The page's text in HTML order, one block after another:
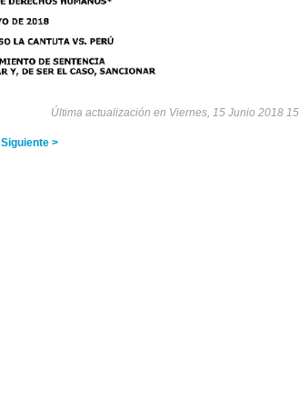
Última actualización en Viernes, 15 Junio 2018
Siguiente >